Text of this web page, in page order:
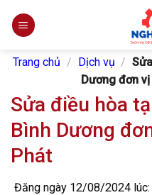
Trang chủ / Dịch vụ /
Dương đơn
Sửa điều hòa
Bình Dương
Phát
Đăng ngày 12/08/2024 lúc: